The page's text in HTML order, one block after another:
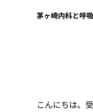
茅ヶ崎内科と呼
こんにちは。